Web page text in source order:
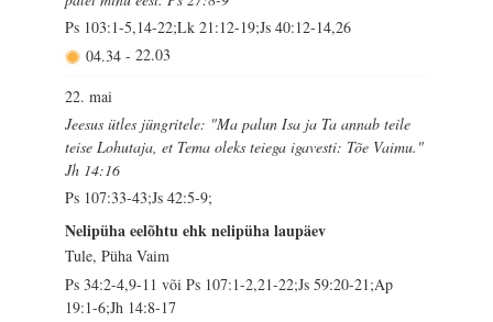
Ps 103:1-5,14-22;Lk 21:12-19;Js 40:12-14,26
04.34 - 22.03
22. mai
Jeesus ütles jüngritele: "Ma palun Isa ja Ta annab teile
teise Lohutaja, et Tema oleks teiega igavesti: Tõe Vaimu."
Jh 14:16
Ps 107:33-43;Js 42:5-9;
Nelipüha eelõhtu ehk nelipüha laupäev
Tule, Püha Vaim
Ps 34:2-4,9-11 või Ps 107:1-2,21-22;Js 59:20-21;Ap
19:1-6;Jh 14:8-17